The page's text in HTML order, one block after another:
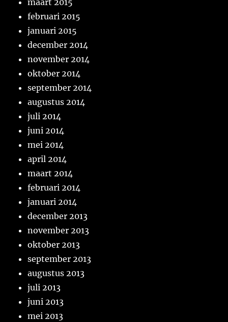
maart 2015
februari 2015
januari 2015
december 2014
november 2014
oktober 2014
september 2014
augustus 2014
juli 2014
juni 2014
mei 2014
april 2014
maart 2014
februari 2014
januari 2014
december 2013
november 2013
oktober 2013
september 2013
augustus 2013
juli 2013
juni 2013
mei 2013